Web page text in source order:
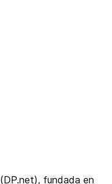
(DP.net), fundada en